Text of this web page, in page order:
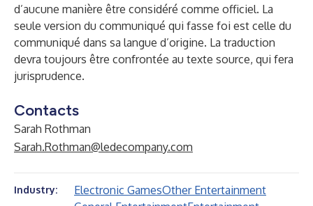
d’aucune manière être considéré comme officiel. La
seule version du communiqué qui fasse foi est celle du
communiqué dans sa langue d’origine. La traduction
devra toujours être confrontée au texte source, qui fera
jurisprudence.
Contacts
Sarah Rothman
Sarah.Rothman@ledecompany.com
Industry: Electronic GamesOther Entertainment